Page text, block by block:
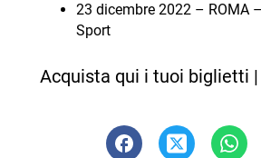
23 dicembre 2022 – ROMA
Sport
Acquista qui i tuoi biglietti |